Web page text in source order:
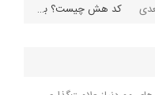
کد هش چیست؟ بررسی امکان هک کد هش برای برد در بازی انفجار